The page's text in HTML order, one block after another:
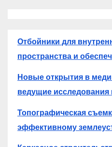
Отбойники для
пространства и
Новые открытия в
ведущие исследования
Топографическая
эффективному